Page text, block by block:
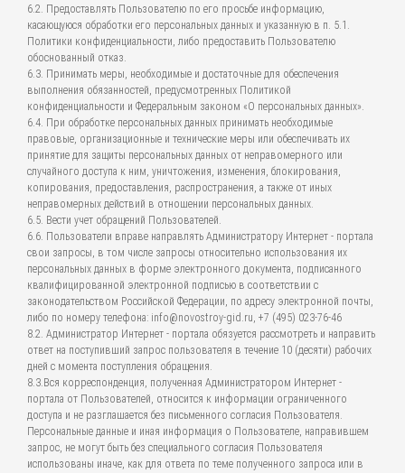
6.2. Предоставлять Пользователю по его просьбе информацию,
касающуюся обработки его персональных данных и указанную в п. 5.1.
Политики конфиденциальности, либо предоставить Пользователю
обоснованный отказ.
6.3. Принимать меры, необходимые и достаточные для обеспечения
выполнения обязанностей, предусмотренных Политикой
конфиденциальности и Федеральным законом «О персональных данных».
6.4. При обработке персональных данных принимать необходимые
правовые, организационные и технические меры или обеспечивать их
принятие для защиты персональных данных от неправомерного или
случайного доступа к ним, уничтожения, изменения, блокирования,
копирования, предоставления, распространения, а также от иных
неправомерных действий в отношении персональных данных.
6.5. Вести учет обращений Пользователей.
6.6. Пользователи вправе направлять Администратору Интернет - портала
свои запросы, в том числе запросы относительно использования их
персональных данных в форме электронного документа, подписанного
квалифицированной электронной подписью в соответствии с
законодательством Российской Федерации, по адресу электронной почты,
либо по номеру телефона: info@novostroy-gid.ru, +7 (495) 023-76-46
8.2. Администратор Интернет - портала обязуется рассмотреть и направить
ответ на поступивший запрос пользователя в течение 10 (десяти) рабочих
дней с момента поступления обращения.
8.3.Вся корреспонденция, полученная Администратором Интернет -
портала от Пользователей, относится к информации ограниченного
доступа и не разглашается без письменного согласия Пользователя.
Персональные данные и иная информация о Пользователе, направившем
запрос, не могут быть без специального согласия Пользователя
использованы иначе, как для ответа по теме полученного запроса или в